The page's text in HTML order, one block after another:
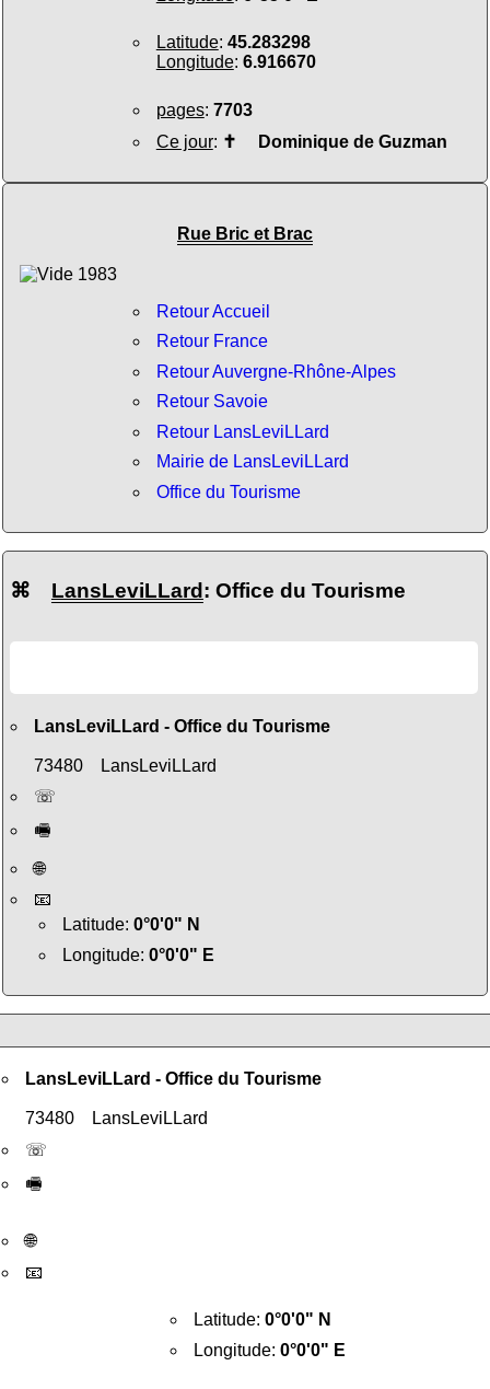
Latitude: 45.283298
Longitude: 6.916670
pages: 7703
Ce jour: ✝ Dominique de Guzman
Rue Bric et Brac
Retour Accueil
Retour France
Retour Auvergne-Rhône-Alpes
Retour Savoie
Retour LansLeviLLard
Mairie de LansLeviLLard
Office du Tourisme
⌘ LansLeviLLard : Office du Tourisme
LansLeviLLard - Office du Tourisme
73480 LansLeviLLard
☏
🖷
🌐
📧
Latitude: 0°0'0" N
Longitude: 0°0'0" E
LansLeviLLard - Office du Tourisme
73480 LansLeviLLard
☏
🖷
🌐
📧
Latitude: 0°0'0" N
Longitude: 0°0'0" E